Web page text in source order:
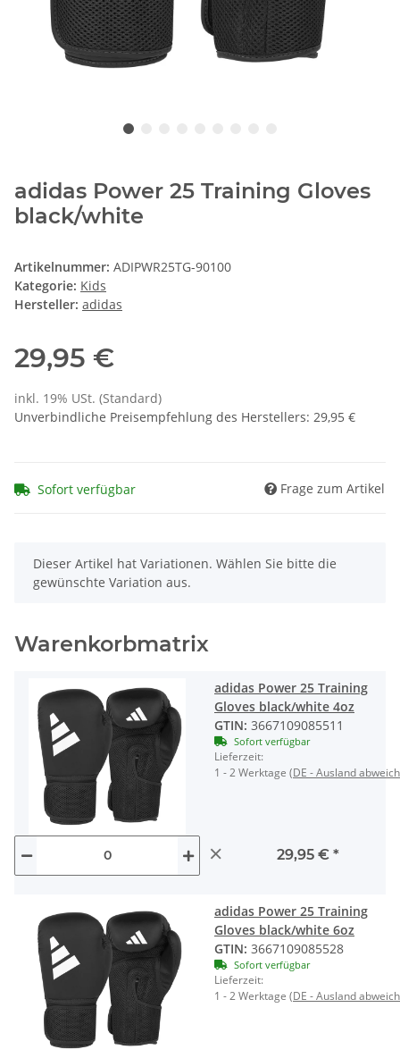
adidas Power 25 Training Gloves
black/white
Artikelnummer: ADIPWR25TG-90100
Kategorie: Kids
Hersteller: adidas
29,95 €
inkl. 19% USt. (Standard)
Unverbindliche Preisempfehlung des Herstellers: 29,95 €
Sofort verfügbar Frage zum Artikel
x
Dieser Artikel hat Variationen. Wählen Sie bitte die
gewünschte Variation aus.
Warenkorbmatrix
adidas Power 25 Training
Gloves black/white 4oz
GTIN: 3667109085511
Sofort verfügbar
Lieferzeit:
1 - 2 Werktage (DE - Ausland
× 29,95 €*
adidas Power 25 Training
Gloves black/white 6oz
GTIN: 3667109085528
Sofort verfügbar
Lieferzeit:
1 - 2 Werktage (DE - Ausland